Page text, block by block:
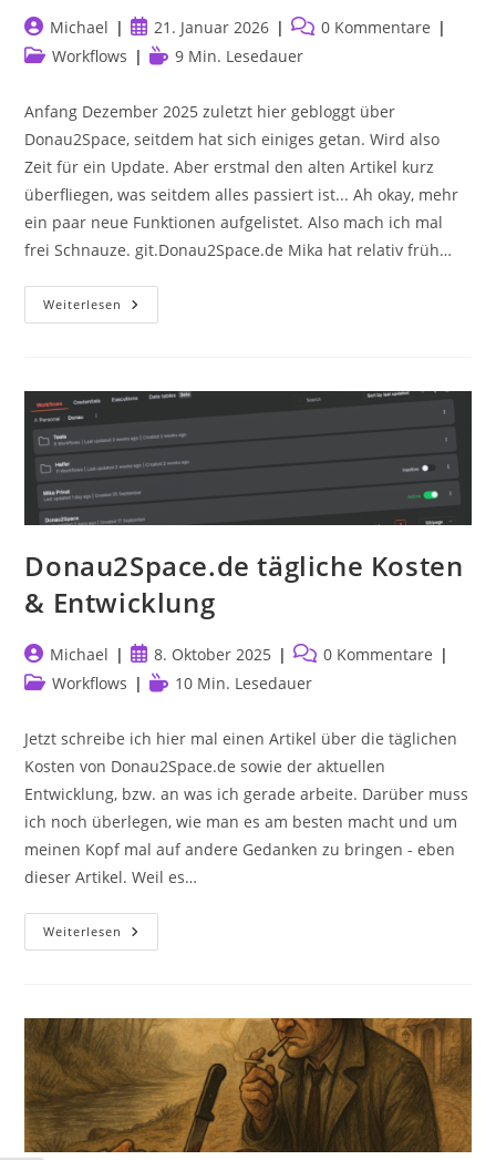
Beitrags-
Autor:
Michael
Beitrag
veröffentlicht:
21. Januar 2026
Beitrags-
Kommentare:
0 Kommentare
Beitrags-
Workflows Lesedauer:
9 Min. Lesedauer
Anfang Dezember 2025 zuletzt hier gebloggt über
Donau2Space, seitdem hat sich einiges getan. Wird also
Zeit für ein Update. Aber erstmal den alten Artikel kurz
überfliegen, was seitdem alles passiert ist... Ah okay, mehr
ein paar neue Funktionen aufgelistet. Also mach ich mal
frei Schnauze. git.Donau2Space.de Mika hat relativ früh…
Weiterlesen Donau2Space
Im
Update
Donau2Space.de tägliche Kosten
& Entwicklung
Beitrags-
Autor:
Michael
Beitrag
veröffentlicht:
8. Oktober 2025
Beitrags-
Kommentare:
0 Kommentare
Beitrags-
Workflows Lesedauer:
10 Min. Lesedauer
Jetzt schreibe ich hier mal einen Artikel über die täglichen
Kosten von Donau2Space.de sowie der aktuellen
Entwicklung, bzw. an was ich gerade arbeite. Darüber muss
ich noch überlegen, wie man es am besten macht und um
meinen Kopf mal auf andere Gedanken zu bringen - eben
dieser Artikel. Weil es…
Weiterlesen Donau2Space.de
Tägliche